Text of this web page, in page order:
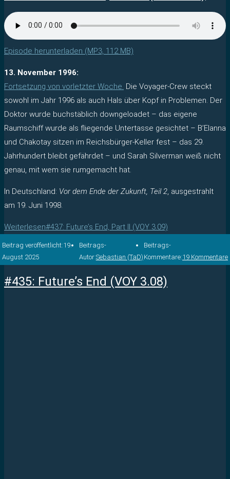
Episode herunterladen (MP3, 112 MB)
13. November 1996:
Fortsetzung von vorletzter Woche. Die Voyager-Crew steckt
sowohl im Jahr 1996 als auch Hals über Kopf in Problemen. Der
Doktor wurde buchstäblich downgeloadet – das eigene
Raumschiff wurde als fliegende Untertasse gesichtet – B’Elanna
und Chakotay sitzen im Reichsbürger-Keller fest – das 29.
Jahrhundert bleibt gefährdet – und Sarah Silverman weiß nicht
genau, mit wem sie rumgemacht hat.
In Deutschland: Vor dem Ende der Zukunft, Teil 2, ausgestrahlt
am 19. Juni 1998.
Weiterlesen#437: Future’s End, Part II (VOY 3.09)
Beitrag veröffentlicht:19.
August 2025
Beitrags-
Autor:Sebastian (TaD)
Beitrags-
Kommentare:19 Kommentare
#435: Future’s End (VOY 3.08)